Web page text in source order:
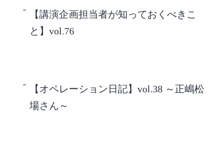
【講演企画担当者が知っておくべきこ
と】vol.76
【オペレーション日記】vol.38 ～正嶋松
場さん～